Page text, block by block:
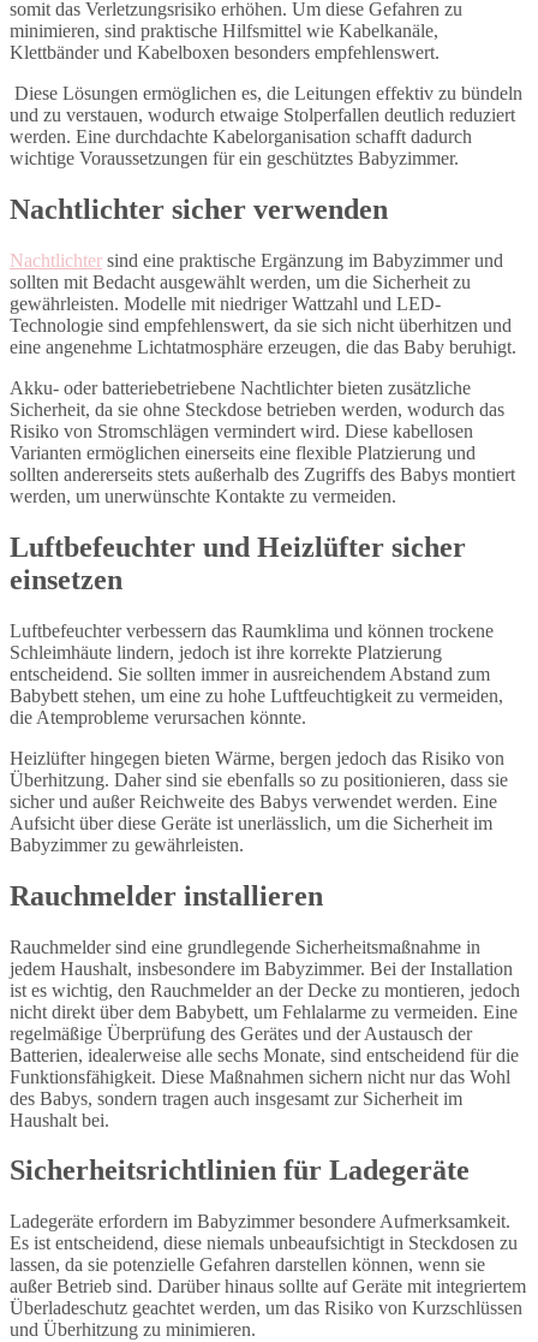
somit das Verletzungsrisiko erhöhen. Um diese Gefahren zu
minimieren, sind praktische Hilfsmittel wie Kabelkanäle,
Klettbänder und Kabelboxen besonders empfehlenswert.
Diese Lösungen ermöglichen es, die Leitungen effektiv zu bündeln
und zu verstauen, wodurch etwaige Stolperfallen deutlich reduziert
werden. Eine durchdachte Kabelorganisation schafft dadurch
wichtige Voraussetzungen für ein geschütztes Babyzimmer.
Nachtlichter sicher verwenden
Nachtlichter sind eine praktische Ergänzung im Babyzimmer und
sollten mit Bedacht ausgewählt werden, um die Sicherheit zu
gewährleisten. Modelle mit niedriger Wattzahl und LED-
Technologie sind empfehlenswert, da sie sich nicht überhitzen und
eine angenehme Lichtatmosphäre erzeugen, die das Baby beruhigt.
Akku- oder batteriebetriebene Nachtlichter bieten zusätzliche
Sicherheit, da sie ohne Steckdose betrieben werden, wodurch das
Risiko von Stromschlägen vermindert wird. Diese kabellosen
Varianten ermöglichen einerseits eine flexible Platzierung und
sollten andererseits stets außerhalb des Zugriffs des Babys montiert
werden, um unerwünschte Kontakte zu vermeiden.
Luftbefeuchter und Heizlüfter sicher
einsetzen
Luftbefeuchter verbessern das Raumklima und können trockene
Schleimhäute lindern, jedoch ist ihre korrekte Platzierung
entscheidend. Sie sollten immer in ausreichendem Abstand zum
Babybett stehen, um eine zu hohe Luftfeuchtigkeit zu vermeiden,
die Atemprobleme verursachen könnte.
Heizlüfter hingegen bieten Wärme, bergen jedoch das Risiko von
Überhitzung. Daher sind sie ebenfalls so zu positionieren, dass sie
sicher und außer Reichweite des Babys verwendet werden. Eine
Aufsicht über diese Geräte ist unerlässlich, um die Sicherheit im
Babyzimmer zu gewährleisten.
Rauchmelder installieren
Rauchmelder sind eine grundlegende Sicherheitsmaßnahme in
jedem Haushalt, insbesondere im Babyzimmer. Bei der Installation
ist es wichtig, den Rauchmelder an der Decke zu montieren, jedoch
nicht direkt über dem Babybett, um Fehlalarme zu vermeiden. Eine
regelmäßige Überprüfung des Gerätes und der Austausch der
Batterien, idealerweise alle sechs Monate, sind entscheidend für die
Funktionsfähigkeit. Diese Maßnahmen sichern nicht nur das Wohl
des Babys, sondern tragen auch insgesamt zur Sicherheit im
Haushalt bei.
Sicherheitsrichtlinien für Ladegeräte
Ladegeräte erfordern im Babyzimmer besondere Aufmerksamkeit.
Es ist entscheidend, diese niemals unbeaufsichtigt in Steckdosen zu
lassen, da sie potenzielle Gefahren darstellen können, wenn sie
außer Betrieb sind. Darüber hinaus sollte auf Geräte mit integriertem
Überladeschutz geachtet werden, um das Risiko von Kurzschlüssen
und Überhitzung zu minimieren.